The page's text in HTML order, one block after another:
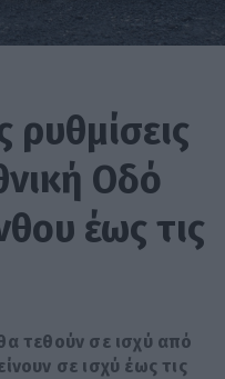
ρυθμίσεις
Οδό
έως τις
τεθούν σε ισχύ από
σε ισχύ έως τις